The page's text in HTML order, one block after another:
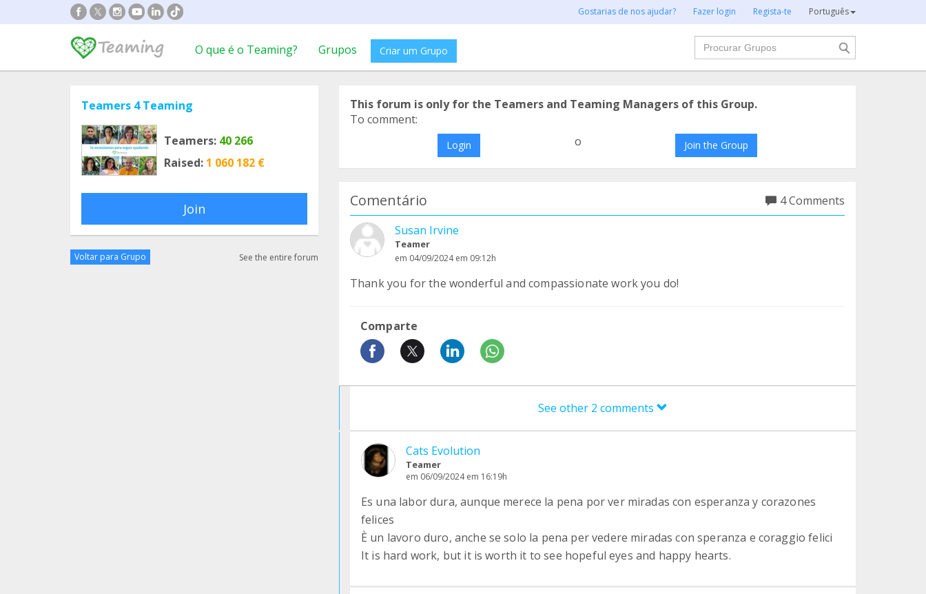
Gostarias de nos ajudar? Fazer login Regista-te Português
O que é o Teaming? Grupos Criar um Grupo
Procurar
Teamers 4 Teaming
Teamers: 40 266
Raised: 1 060 182 €
Join
Voltar para Grupo See the entire forum
This forum is only for the Teamers and Teaming Managers of this Group.
To comment:
Login o Join the Group
Comentário
4 Comments
Susan Irvine
Teamer
em 04/09/2024 em 09:12h
Thank you for the wonderful and compassionate work you do!
Comparte
See other 2 comments
Cats Evolution
Teamer
em 06/09/2024 em 16:19h
Es una labor dura, aunque merece la pena por ver miradas con esperanza y corazones
felices
È un lavoro duro, anche se solo la pena per vedere miradas con speranza e coraggio felici
It is hard work, but it is worth it to see hopeful eyes and happy hearts.